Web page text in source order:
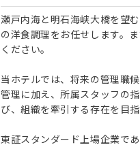
瀬戸内海と明石海峡大橋を望
の洋食調理をお任せします。
ください。
当ホテルでは、将来の管理職
管理に加え、所属スタッフの
び、組織を牽引する存在を目指
東証スタンダード上場企業で